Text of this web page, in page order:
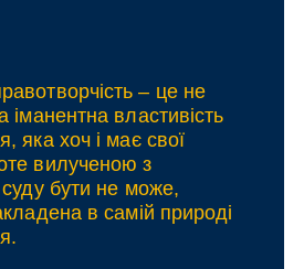
– це не
іманентна властивість
яка хоч і має свої
вилученою з
суду бути не може,
в самій природі